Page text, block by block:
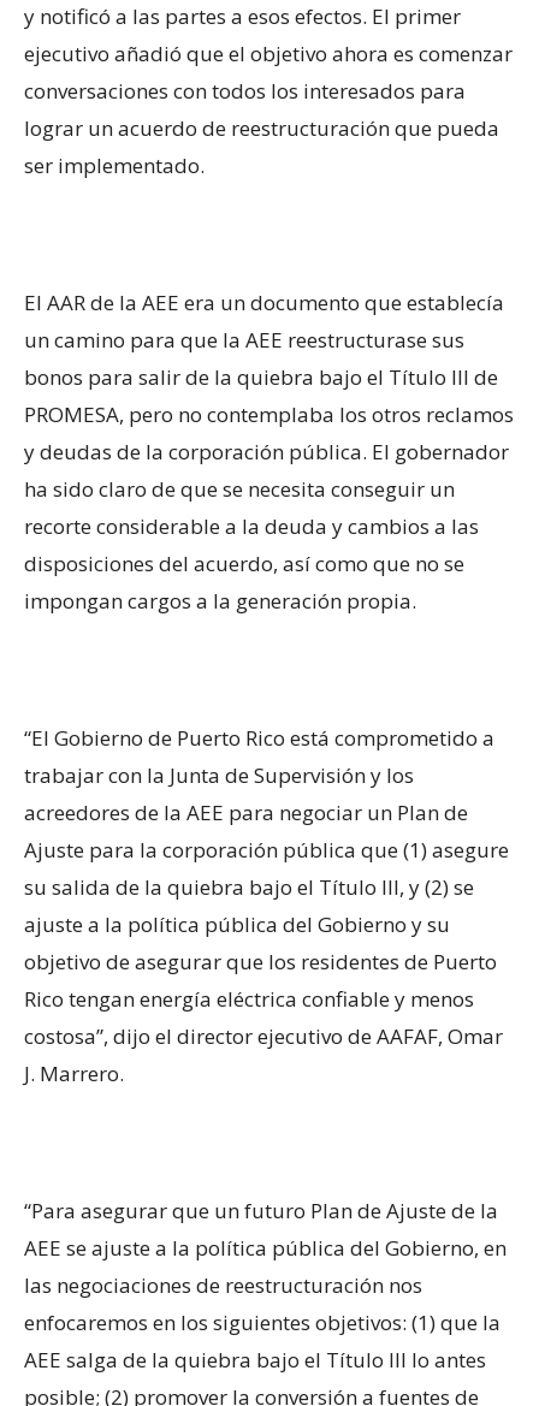
y notificó a las partes a esos efectos. El primer
ejecutivo añadió que el objetivo ahora es comenzar
conversaciones con todos los interesados para
lograr un acuerdo de reestructuración que pueda
ser implementado.
El AAR de la AEE era un documento que establecía
un camino para que la AEE reestructurase sus
bonos para salir de la quiebra bajo el Título III de
PROMESA, pero no contemplaba los otros reclamos
y deudas de la corporación pública. El gobernador
ha sido claro de que se necesita conseguir un
recorte considerable a la deuda y cambios a las
disposiciones del acuerdo, así como que no se
impongan cargos a la generación propia.
“El Gobierno de Puerto Rico está comprometido a
trabajar con la Junta de Supervisión y los
acreedores de la AEE para negociar un Plan de
Ajuste para la corporación pública que (1) asegure
su salida de la quiebra bajo el Título III, y (2) se
ajuste a la política pública del Gobierno y su
objetivo de asegurar que los residentes de Puerto
Rico tengan energía eléctrica confiable y menos
costosa”, dijo el director ejecutivo de AAFAF, Omar
J. Marrero.
“Para asegurar que un futuro Plan de Ajuste de la
AEE se ajuste a la política pública del Gobierno, en
las negociaciones de reestructuración nos
enfocaremos en los siguientes objetivos: (1) que la
AEE salga de la quiebra bajo el Título III lo antes
posible; (2) promover la conversión a fuentes de